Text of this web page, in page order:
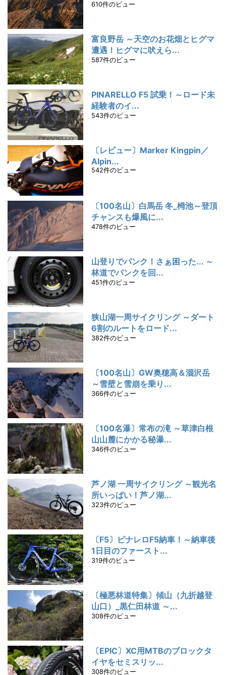
610件のビュー
富良野岳 ～天空のお花畑とヒグマ
遭遇！ヒグマに吠えら...
587件のビュー
PINARELLO F5 試乗！～ロード未
経験者のイ...
543件のビュー
〔レビュー〕Marker Kingpin／
Alpin...
542件のビュー
〔100名山〕白馬岳 冬_栂池～登頂
チャンスも爆風に...
478件のビュー
山登りでパンク！さぁ困った... ～
林道でパンクを回...
451件のビュー
狭山湖一周サイクリング ～ダート
6割のルートをロード...
382件のビュー
〔100名山〕GW奥穂高＆涸沢岳
～雪壁と雪崩を乗り...
366件のビュー
〔100名瀑〕常布の滝 ～草津白根
山山麓にかかる秘瀑...
346件のビュー
芦ノ湖 一周サイクリング ～観光名
所いっぱい！芦ノ湖...
323件のビュー
〔F5〕ピナレロF5納車！～納車後
1日目のファースト...
319件のビュー
〔極悪林道特集〕傾山（九折越登
山口）_黒仁田林道 ～...
308件のビュー
〔EPIC〕XC用MTBのブロックタ
イヤをセミスリッ...
308件のビュー